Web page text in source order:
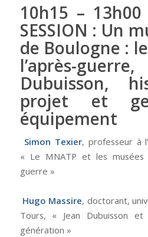
10h15 – 13h00
SESSION : Un
de Boulogne :
l’après-
Dubuisson,
projet et
équipement
Simon Texier, professeur à
« Le MNATP et les musées
guerre »
Hugo Massire, doctorant,
Tours, « Jean Dubuisson
génération »